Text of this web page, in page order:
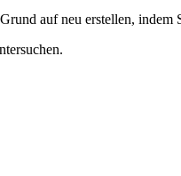
auf neu erstellen, indem